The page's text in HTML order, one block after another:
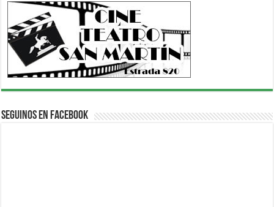
Seguinos en Facebook